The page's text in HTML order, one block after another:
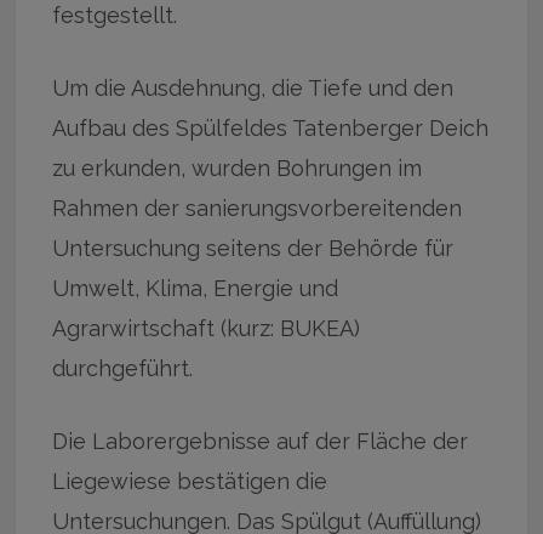
festgestellt.
Um die Ausdehnung, die Tiefe und den
Aufbau des Spülfeldes Tatenberger Deich
zu erkunden, wurden Bohrungen im
Rahmen der sanierungsvorbereitenden
Untersuchung seitens der Behörde für
Umwelt, Klima, Energie und
Agrarwirtschaft (kurz: BUKEA)
durchgeführt.
Die Laborergebnisse auf der Fläche der
Liegewiese bestätigen die
Untersuchungen. Das Spülgut (Auffüllung)